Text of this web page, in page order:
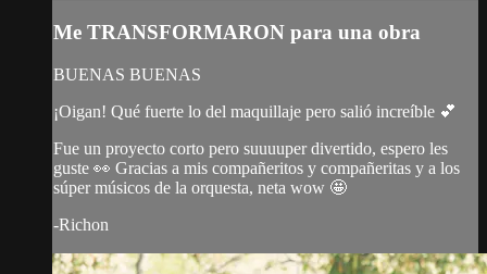
Me TRANSFORMARON para una obra
BUENAS BUENAS
¡Oigan! Qué fuerte lo del maquillaje pero salió increíble 💕
Fue un proyecto corto pero suuuuper divertido, espero les
guste 👀 Gracias a mis compañeritos y compañeritas y a los
súper músicos de la orquesta, neta wow 🤩
-Richon